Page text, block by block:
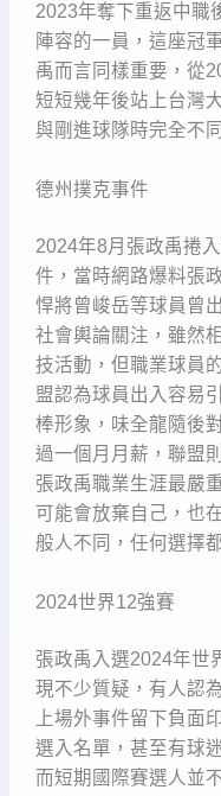
2023年奪下重返中職
陣容的一員，這座冠
禹而言同樣重要，從
短短幾年後站上台灣
與剛進球隊時完全不
德州撲克事件
2024年8月張政禹捲
件，當時網路爆料張
悍將曾峻岳等球員曾
社會輿論關注，雖然
技活動，但職業球員
盟認為球員出入容易
棒形象，味全龍隨後
過一個月月薪，聯盟
張政禹職業生涯最嚴
可能會放棄自己，也
般人不同，任何選擇
2024世界12強賽
張政禹入選2024年世
現不少質疑，有人認
上場外事件留下負面
選入名單，甚至有球
而短期國際賽選人並